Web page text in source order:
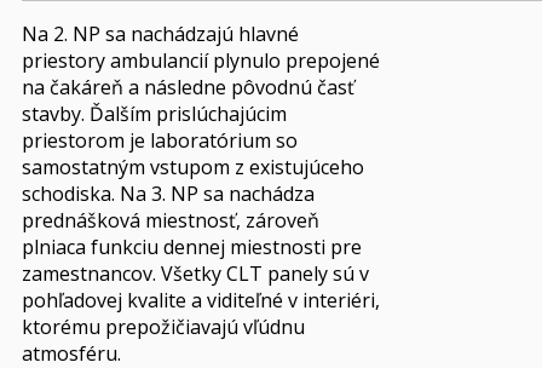
Na 2. NP sa nachádzajú hlavné
priestory ambulancií plynulo prepojené
na čakáreň a následne pôvodnú časť
stavby. Ďalším prislúchajúcim
priestorom je laboratórium so
samostatným vstupom z existujúceho
schodiska. Na 3. NP sa nachádza
prednášková miestnosť, zároveň
plniaca funkciu dennej miestnosti pre
zamestnancov. Všetky CLT panely sú v
pohľadovej kvalite a viditeľné v interiéri,
ktorému prepožičiavajú vľúdnu
atmosféru.